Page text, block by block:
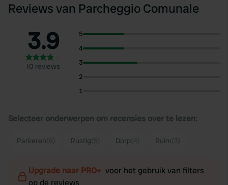
Reviews van Parcheggio Comunale
3.9
10 reviews
5
4
3
2
1
Selecteer onderwerpen om recensies over te lezen:
Parkeren Rustig Dorp Ruim
Upgrade naar PRO+ voor het gebruik van filters
op de reviews